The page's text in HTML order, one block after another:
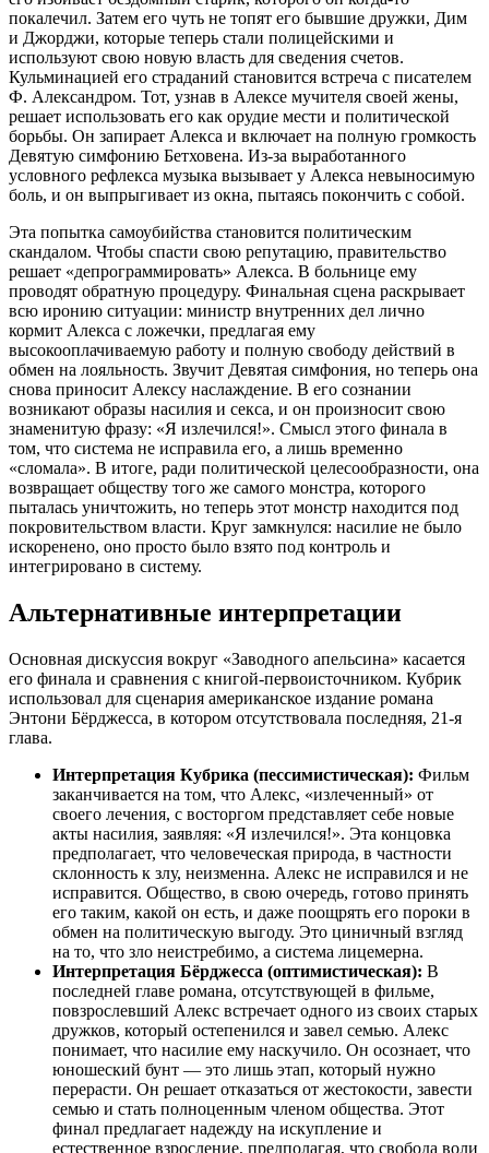
покалечил. Затем его чуть не топят его бывшие дружки, Дим
и Джорджи, которые теперь стали полицейскими и
используют свою новую власть для сведения счетов.
Кульминацией его страданий становится встреча с писателем
Ф. Александром. Тот, узнав в Алексе мучителя своей жены,
решает использовать его как орудие мести и политической
борьбы. Он запирает Алекса и включает на полную громкость
Девятую симфонию Бетховена. Из-за выработанного
условного рефлекса музыка вызывает у Алекса невыносимую
боль, и он выпрыгивает из окна, пытаясь покончить с собой.
Эта попытка самоубийства становится политическим
скандалом. Чтобы спасти свою репутацию, правительство
решает «депрограммировать» Алекса. В больнице ему
проводят обратную процедуру. Финальная сцена раскрывает
всю иронию ситуации: министр внутренних дел лично
кормит Алекса с ложечки, предлагая ему
высокооплачиваемую работу и полную свободу действий в
обмен на лояльность. Звучит Девятая симфония, но теперь она
снова приносит Алексу наслаждение. В его сознании
возникают образы насилия и секса, и он произносит свою
знаменитую фразу: «Я излечился!». Смысл этого финала в
том, что система не исправила его, а лишь временно
«сломала». В итоге, ради политической целесообразности, она
возвращает обществу того же самого монстра, которого
пыталась уничтожить, но теперь этот монстр находится под
покровительством власти. Круг замкнулся: насилие не было
искоренено, оно просто было взято под контроль и
интегрировано в систему.
Альтернативные интерпретации
Основная дискуссия вокруг «Заводного апельсина» касается
его финала и сравнения с книгой-первоисточником. Кубрик
использовал для сценария американское издание романа
Энтони Бёрджесса, в котором отсутствовала последняя, 21-я
глава.
Интерпретация Кубрика (пессимистическая): Фильм
заканчивается на том, что Алекс, «излеченный» от
своего лечения, с восторгом представляет себе новые
акты насилия, заявляя: «Я излечился!». Эта концовка
предполагает, что человеческая природа, в частности
склонность к злу, неизменна. Алекс не исправился и не
исправится. Общество, в свою очередь, готово принять
его таким, какой он есть, и даже поощрять его пороки в
обмен на политическую выгоду. Это циничный взгляд
на то, что зло неистребимо, а система лицемерна.
Интерпретация Бёрджесса (оптимистическая): В
последней главе романа, отсутствующей в фильме,
повзрослевший Алекс встречает одного из своих старых
дружков, который остепенился и завел семью. Алекс
понимает, что насилие ему наскучило. Он осознает, что
юношеский бунт — это лишь этап, который нужно
перерасти. Он решает отказаться от жестокости, завести
семью и стать полноценным членом общества. Этот
финал предлагает надежду на искупление и
естественное взросление, предполагая, что свобода воли